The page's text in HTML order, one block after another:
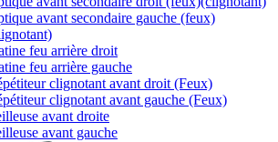
avant secondaire gauche (feux)
feu arrière droit
feu arrière gauche
clignotant avant droit (Feux)
clignotant avant gauche (Feux)
avant droite
avant gauche